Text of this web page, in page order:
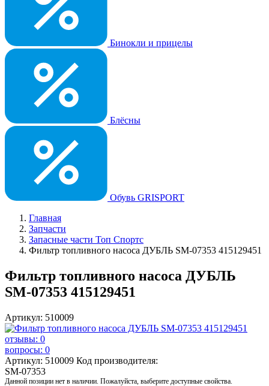
Бинокли и прицелы
Блёсны
Обувь GRISPORT
Главная
Запчасти
Запасные части Топ Спортс
Фильтр топливного насоса ДУБЛЬ SM-07353 415129451
Фильтр топливного насоса ДУБЛЬ
SM-07353 415129451
Артикул: 510009
отзывы: 0
вопросы: 0
Артикул: 510009 Код производителя:
SM-07353
Данной позиции нет в наличии. Пожалуйста, выберите доступные свойства.